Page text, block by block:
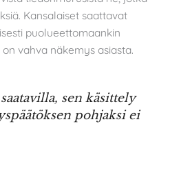
Kansalaiset saattavat
puolueettomaankin
vahva näkemys asiasta.
sen käsittely
pohjaksi ei